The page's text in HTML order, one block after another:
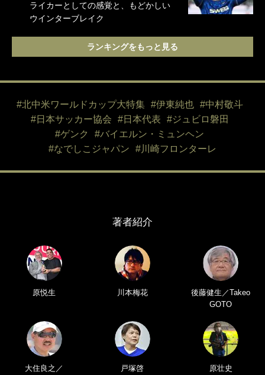
ライカーとしての感覚と、もどかしい
ウインターブレイク
ランキングをもっと見る
#北中米ワールドカップ大特集 #伊東純也
#中村敬斗
#日本サッカー協会
#日本代表
#ジュビロ磐田
#ゲンク
#バイエルン・ミュンヘン
#なでしこジャパン
#川崎フロンターレ
著者紹介
原悦生 川本梅花
後藤健生／Takeo
GOTO
大住良之／
戸塚啓 原壮史